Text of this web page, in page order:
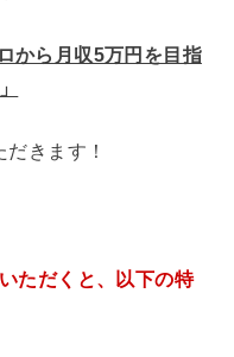
から月収5万円を目指
きます！
ただくと、以下の特